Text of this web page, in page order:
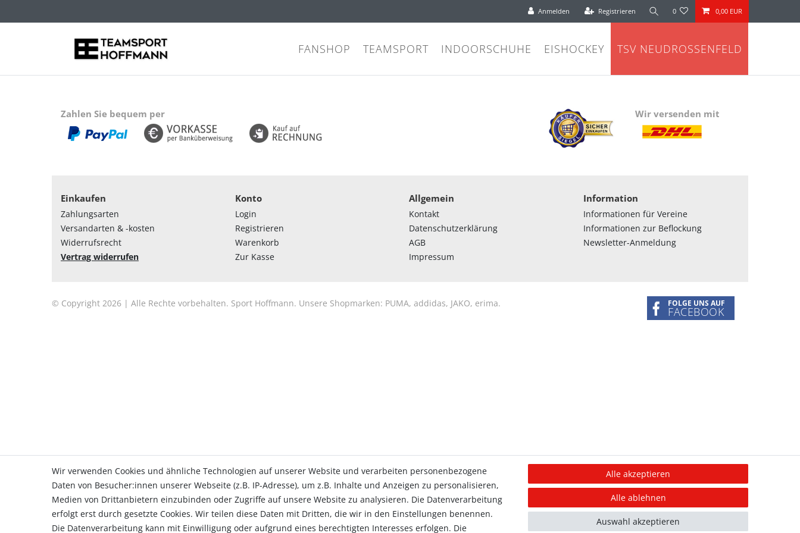
Anmelden Registrieren 0 0,00 EUR
FANSHOP TEAMSPORT INDOORSCHUHE EISHOCKEY TSV NEUDROSSENFELD
Zahlen Sie bequem per Wir versenden mit
Einkaufen
Zahlungsarten
Versandarten & -kosten
Widerrufsrecht
Vertrag widerrufen
Konto
Login
Registrieren
Warenkorb
Zur Kasse
Allgemein
Kontakt
Datenschutzerklärung
AGB
Impressum
Information
Informationen für Vereine
Informationen zur Beflockung
Newsletter-Anmeldung
© Copyright 2026 | Alle Rechte vorbehalten. Sport Hoffmann. Unsere Shopmarken: PUMA, addidas, JAKO, erima. FOLGE UNS AUF
FACEBOOK
Wir verwenden Cookies und ähnliche Technologien auf unserer Website und verarbeiten personenbezogene
Daten von Besucher:innen unserer Webseite (z.B. IP-Adresse), um z.B. Inhalte und Anzeigen zu personalisieren,
Medien von Drittanbietern einzubinden oder Zugriffe auf unsere Website zu analysieren. Die Datenverarbeitung
erfolgt erst durch gesetzte Cookies. Wir teilen diese Daten mit Dritten, die wir in den Einstellungen benennen.
Die Datenverarbeitung kann mit Einwilligung oder aufgrund eines berechtigten Interesses erfolgen. Die
Alle akzeptieren
Alle ablehnen
Auswahl akzeptieren